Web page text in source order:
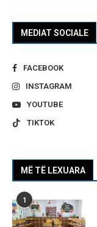
MEDIAT SOCIALE
FACEBOOK
INSTAGRAM
YOUTUBE
TIKTOK
MË TË LEXUARA
1